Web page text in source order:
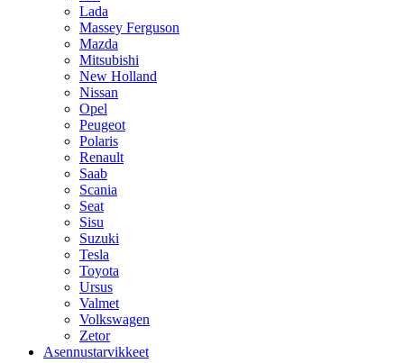
Lada
Massey Ferguson
Mazda
Mitsubishi
New Holland
Nissan
Opel
Peugeot
Polaris
Renault
Saab
Scania
Seat
Sisu
Suzuki
Tesla
Toyota
Ursus
Valmet
Volkswagen
Zetor
Asennustarvikkeet